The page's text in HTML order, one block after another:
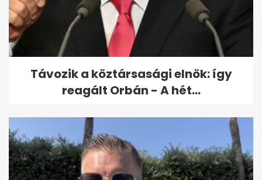
Távozik a köztársasági elnök: így
reagált Orbán - A hét...